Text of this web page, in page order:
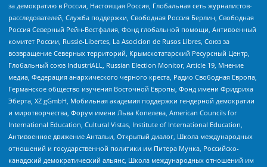
за демократию в России, Настоящая Россия, Глобальная сеть журналистов-
расследователей, Служба поддержки, Свободная Россия Берлин, Свободная
Россия Северный Рейн-Вестфалия, Фонд глобальной помощи, Антивоенный
комитет России, Russie-Libertes, La Asocicion de Rusos Libres, Союз за
возвращение Северных территорий, Крымскотатарский Ресурсный Центр,
Глобальный союз IndustriALL, Russian Election Monitor, Article 19, Мнение
медиа, Федерация анархического черного креста, Радио Свободная Европа,
Германское общество изучения Восточной Европы, Фонд имени Фридриха
Эберта, XZ gGmbH, Мобильная академия поддержки гендерной демократии
и миротворчества, Форум имени Льва Копелева, American Councils for
International Education, Cultural Vistas, Institute of International Education,
Антивоенное движение Антальи, Открытый диалог, Школа международных
отношений и государственной политики им Питера Мунка, Российско-
канадский демократический альянс, Школа международных отношений им